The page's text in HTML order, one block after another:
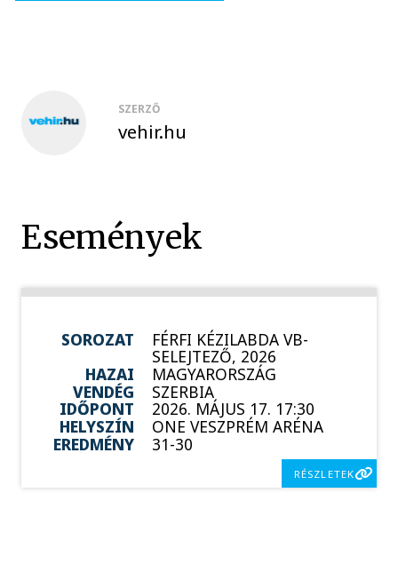
SZERZŐ
vehir.hu
Események
SOROZAT FÉRFI KÉZILABDA VB-
SELEJTEZŐ, 2026
HAZAI
MAGYARORSZÁG
VENDÉG
SZERBIA
IDŐPONT
2026. MÁJUS 17. 17:30
HELYSZÍN
ONE VESZPRÉM ARÉNA
EREDMÉNY
31-30
RÉSZLETEK